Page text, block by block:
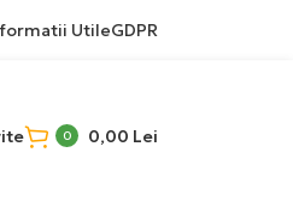
UtileGDPR
0 0,00 Lei